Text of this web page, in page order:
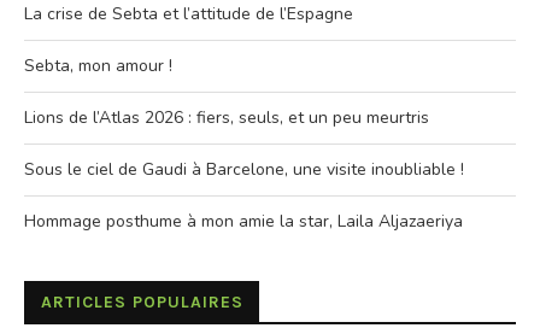
La crise de Sebta et l’attitude de l’Espagne
Sebta, mon amour !
Lions de l’Atlas 2026 : fiers, seuls, et un peu meurtris
Sous le ciel de Gaudi à Barcelone, une visite inoubliable !
Hommage posthume à mon amie la star, Laila Aljazaeriya
ARTICLES POPULAIRES